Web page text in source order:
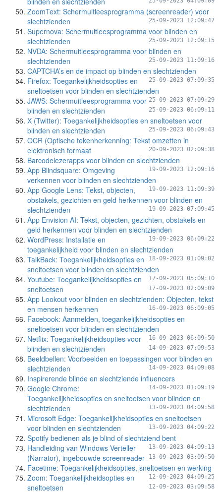
ZoomText: Schermuitleesprogramma (screenreader) voor
slechtzienden
25-09-2023 12:09:47
Supernova: Schermuitleesprogramma voor blinden en
slechtzienden
25-09-2023 12:09:15
NVDA: Schermuitleesprogramma voor blinden en
slechtzienden
25-09-2023 11:09:16
CAPTCHA’s en de impact op blinden en slechtzienden
25-09-2023 07:09:35
Firefox: Toegankelijkheidsopties en
sneltoetsen voor blinden en slechtzienden
25-09-2023 07:09:29
JAWS: Schermuitleesprogramma voor
blinden en slechtzienden
25-09-2023 06:09:11
X (Twitter): Toegankelijkheidsopties en sneltoetsen voor
blinden en slechtzienden
25-09-2023 06:09:43
OCR (Optische tekenherkenning: Tekst omzetten in
elektronisch formaat
20-09-2023 02:09:38
Barcodelezerapps voor blinden en slechtzienden
19-09-2023 12:09:16
App Blindsquare: Omgeving
verkennen voor blinden en slechtzienden
19-09-2023 11:09:39
App Google Lens: Tekst, objecten,
obstakels, gezichten en geld herkennen voor blinden en
slechtzienden
19-09-2023 07:09:45
App Envision AI: Tekst, objecten, gezichten, obstakels en
geld herkennen voor blinden en slechtzienden
19-09-2023 06:09:22
WordPress: Installatie en
toegankelijkheid voor blinden en slechtzienden
18-09-2023 01:09:02
TalkBack: Toegankelijkheidsopties en
sneltoetsen voor blinden en slechtzienden
17-09-2023 05:09:10
Youtube: Toegankelijkheidsopties en
sneltoetsen
17-09-2023 02:09:09
App Lookout voor blinden en slechtzienden: Objecten, tekst
en mensen herkennen
16-09-2023 06:09:05
Facebook: Aanmelden, toegankelijkheidsopties en
sneltoetsen voor blinden en slechtzienden
16-09-2023 06:09:50
Netflix: Toegankelijkheidsopties voor
blinden en slechtzienden
14-09-2023 07:09:53
Beeldbellen: Voorbeelden en toepassingen voor blinden en
slechtzienden
14-09-2023 04:09:08
Inspirerende blinde en slechtziende influencers
14-09-2023 01:09:19
Google Chrome:
Toegankelijkheidsopties en sneltoetsen voor blinden en
slechtzienden
13-09-2023 04:09:58
Microsoft Edge: Toegankelijkheidsopties en sneltoetsen
voor blinden en slechtzienden
13-09-2023 04:09:22
Spotify bedienen als je blind of slechtziend bent
13-09-2023 04:09:13
Handleiding van Windows Verteller
(Narrator), ingebouwde screenreader
13-09-2023 03:09:50
Facetime: Toegankelijkheidsopties, sneltoetsen en werking
12-09-2023 04:09:25
Zoom: Toegankelijkheidsopties en
sneltoetsen
12-09-2023 03:09:58